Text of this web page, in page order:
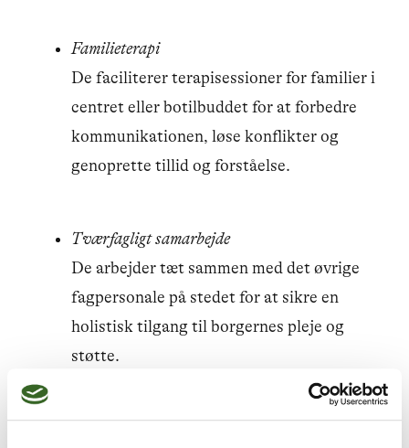
Familieterapi
De faciliterer terapisessioner for familier i
centret eller botilbuddet for at forbedre
kommunikationen, løse konflikter og
genoprette tillid og forståelse.
Tværfagligt samarbejde
De arbejder tæt sammen med det øvrige
fagpersonale på stedet for at sikre en
holistisk tilgang til borgernes pleje og
støtte.